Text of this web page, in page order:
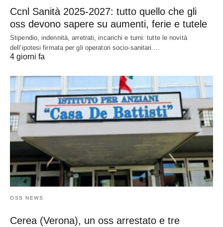
Ccnl Sanità 2025-2027: tutto quello che gli
oss devono sapere su aumenti, ferie e tutele
Stipendio, indennità, arretrati, incarichi e turni: tutte le novità
dell’ipotesi firmata per gli operatori socio-sanitari.…
4 giorni fa
OSS NEWS
Cerea (Verona), un oss arrestato e tre